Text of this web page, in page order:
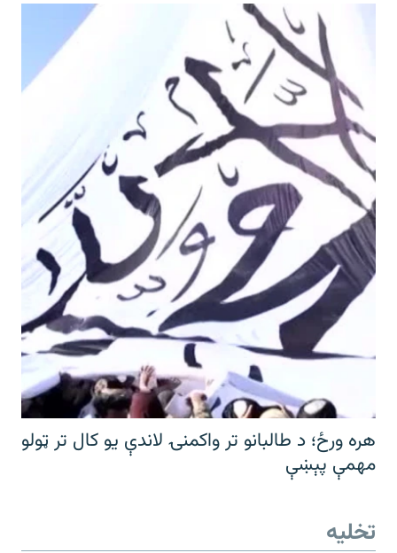
هره ورځ؛ د طالبانو تر واکمنۍ لاندې یو کال تر ټولو
مهمې پېښې
تخلیه